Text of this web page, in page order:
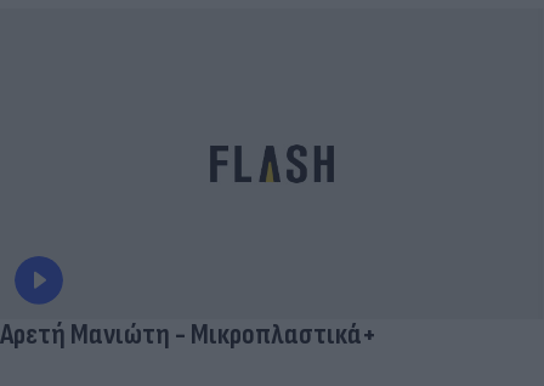
Αρετή Μανιώτη - Μικροπλαστικά+